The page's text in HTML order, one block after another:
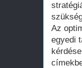
Az
egyedi